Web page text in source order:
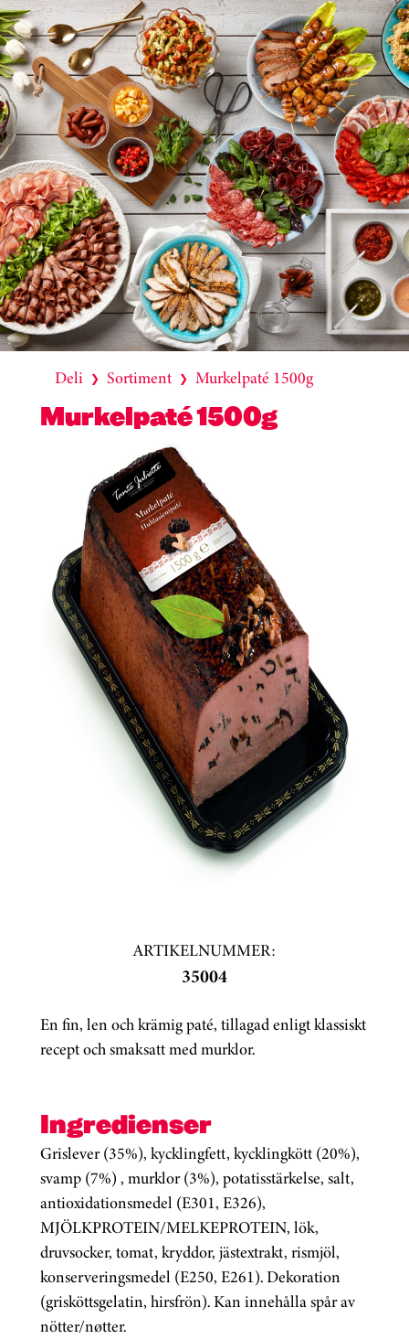
Deli ❯ Sortiment ❯ Murkelpaté 1500g
Murkelpaté 1500g
ARTIKELNUMMER:
35004
En fin, len och krämig paté, tillagad enligt klassiskt
recept och smaksatt med murklor.
Ingredienser
Grislever (35%), kycklingfett, kycklingkött (20%),
svamp (7%) , murklor (3%), potatisstärkelse, salt,
antioxidationsmedel (E301, E326),
MJÖLKPROTEIN/MELKEPROTEIN, lök,
druvsocker, tomat, kryddor, jästextrakt, rismjöl,
konserveringsmedel (E250, E261). Dekoration
(grisköttsgelatin, hirsfrön). Kan innehålla spår av
nötter/nøtter.